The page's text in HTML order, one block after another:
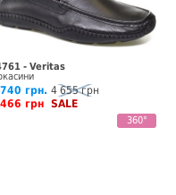
- Veritas
грн. 4 655 грн
грн SALE
360°